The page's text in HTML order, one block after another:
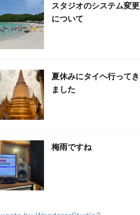
スタジオのシステム変更
について
夏休みにタイヘ行ってき
ました
梅雨ですね